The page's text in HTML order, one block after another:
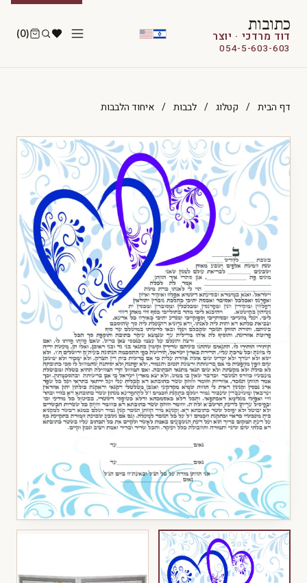
כתובות
דוד מרדכי · יוצר
054-5-603-603
(0)
דף הבית / קטלוג / לבבות / איחוד הלבבות